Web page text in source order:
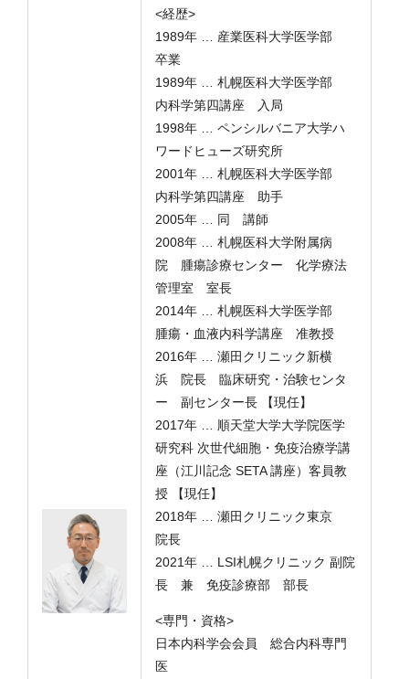
<経歴>
1989年 … 産業医科大学医学部
卒業
1989年 … 札幌医科大学医学部
内科学第四講座 入局
1998年 … ペンシルバニア大学ハ
ワードヒューズ研究所
2001年 … 札幌医科大学医学部
内科学第四講座 助手
2005年 … 同 講師
2008年 … 札幌医科大学附属病
院 腫瘍診療センター 化学療法
管理室 室長
2014年 … 札幌医科大学医学部
腫瘍・血液内科学講座 准教授
2016年 … 瀬田クリニック新横
浜 院長 臨床研究・治験センタ
ー 副センター長 【現任】
2017年 … 順天堂大学大学院医学
研究科 次世代細胞・免疫治療学講
座（江川記念 SETA 講座）客員教
授 【現任】
2018年 … 瀬田クリニック東京
院長
2021年 … LSI札幌クリニック 副院
長 兼 免疫診療部 部長
<専門・資格>
日本内科学会会員 総合内科専門
医